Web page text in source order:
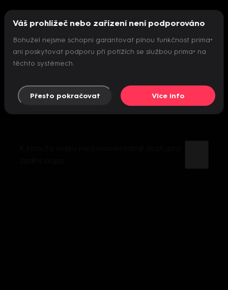
Nepodařilo se inicializovat přehrávač
Váš prohlížeč nebo zařízení není podporováno
Bohužel nejsme schopni garantovat plnou funkčnost prima+
ani poskytovat podporu při potížích se službou prima+ na
těchto systémech.
Přesto pokračovat Více info